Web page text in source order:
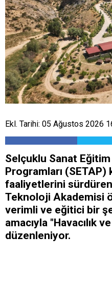
Ekl. Tarihi: 05 Ağustos 2026
Selçuklu Sanat
Programları (SETAP)
faaliyetlerini
Teknoloji Akademisi
verimli ve eğitici bir
amacıyla "Havacılık
düzenleniyor.